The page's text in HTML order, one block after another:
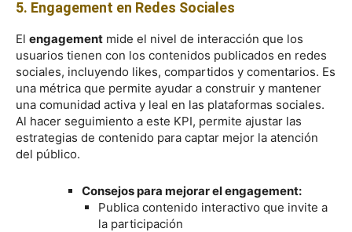
5. Engagement en Redes Sociales
El engagement mide el nivel de interacción que los
usuarios tienen con los contenidos publicados en redes
sociales, incluyendo likes, compartidos y comentarios. Es
una métrica que permite ayudar a construir y mantener
una comunidad activa y leal en las plataformas sociales.
Al hacer seguimiento a este KPI, permite ajustar las
estrategias de contenido para captar mejor la atención
del público.
Consejos para mejorar el engagement:
Publica contenido interactivo que invite a
la participación